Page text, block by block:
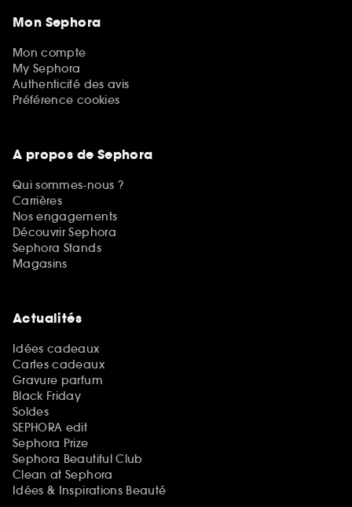
Mon Sephora
Mon compte
My Sephora
Authenticité des avis
Préférence cookies
A propos de Sephora
Qui sommes-nous ?
Carrières
Nos engagements
Découvrir Sephora
Sephora Stands
Magasins
Actualités
Idées cadeaux
Cartes cadeaux
Gravure parfum
Black Friday
Soldes
SEPHORA edit
Sephora Prize
Sephora Beautiful Club
Clean at Sephora
Idées & Inspirations Beauté